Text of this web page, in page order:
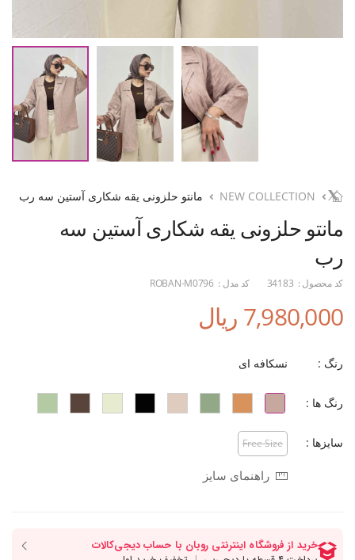
NEW COLLECTION مانتو حلزونی یقه شکاری آستین سه رب
مانتو حلزونی یقه شکاری آستین سه
رب
کد محصول : 34183 کد مدل : ROBAN-M0796
7,980,000 ریال
رنگ : نسکافه ای
رنگ ها :
سایزها : Free Size
راهنمای سایز